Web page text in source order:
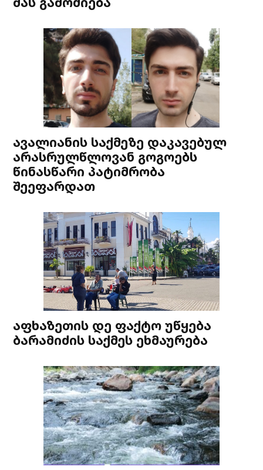
ავალიანის საქმეზე დაკავებულ
არასრულწლოვან გოგოებს
წინასწარი პატიმრობა
შეეფარდათ
აფხაზეთის დე ფაქტო უწყება
ბარამიძის საქმეს ეხმაურება